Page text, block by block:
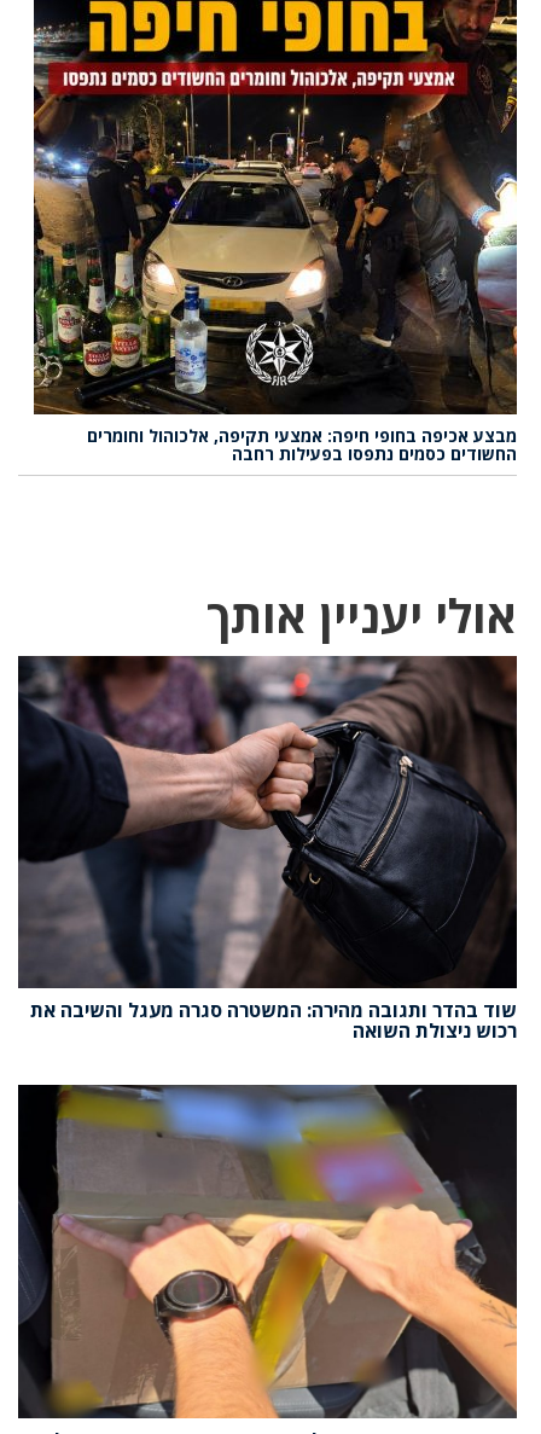
מבצע אכיפה בחופי חיפה: אמצעי תקיפה, אלכוהול וחומרים
החשודים כסמים נתפסו בפעילות רחבה
אולי יעניין אותך
שוד בהדר ותגובה מהירה: המשטרה סגרה מעגל והשיבה את
רכוש ניצולת השואה